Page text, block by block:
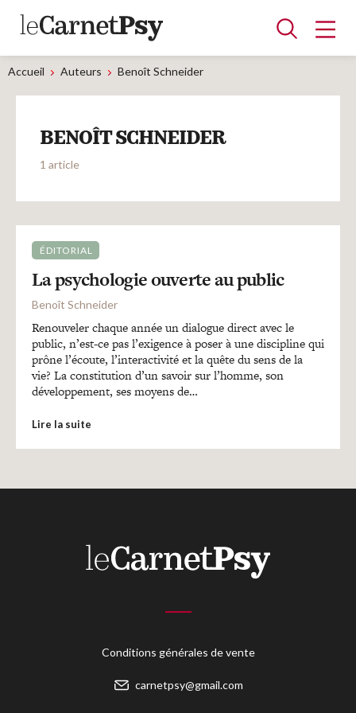
Articles
A la une
Adolescence
Dispositif
Enfance
Périnatalité
Psychanalyse
Psychopathologie
Soin
Auteurs
Blocs-notes
Recherches
Accueil Auteurs Benoît Schneider
BENOÎT SCHNEIDER
1 article
ÉDITORIAL
La psychologie ouverte au public
Benoît Schneider
Renouveler chaque année un dialogue direct avec le
public, n’est-ce pas l’exigence à poser à une discipline qui
prône l’écoute, l’interactivité et la quête du sens de la
vie? La constitution d’un savoir sur l’homme, son
développement, ses moyens de…
Lire la suite
Conditions générales de vente
carnetpsy@gmail.com